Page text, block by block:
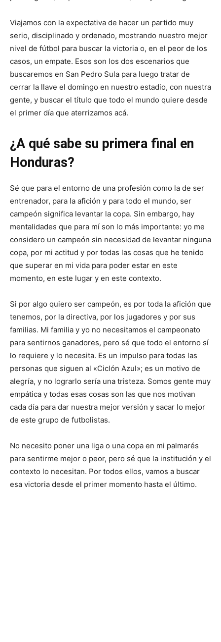
Viajamos con la expectativa de hacer un partido muy
serio, disciplinado y ordenado, mostrando nuestro mejor
nivel de fútbol para buscar la victoria o, en el peor de los
casos, un empate. Esos son los dos escenarios que
buscaremos en San Pedro Sula para luego tratar de
cerrar la llave el domingo en nuestro estadio, con nuestra
gente, y buscar el título que todo el mundo quiere desde
el primer día que aterrizamos acá.
¿A qué sabe su primera final en
Honduras?
Sé que para el entorno de una profesión como la de ser
entrenador, para la afición y para todo el mundo, ser
campeón significa levantar la copa. Sin embargo, hay
mentalidades que para mí son lo más importante: yo me
considero un campeón sin necesidad de levantar ninguna
copa, por mi actitud y por todas las cosas que he tenido
que superar en mi vida para poder estar en este
momento, en este lugar y en este contexto.
Si por algo quiero ser campeón, es por toda la afición que
tenemos, por la directiva, por los jugadores y por sus
familias. Mi familia y yo no necesitamos el campeonato
para sentirnos ganadores, pero sé que todo el entorno sí
lo requiere y lo necesita. Es un impulso para todas las
personas que siguen al «Ciclón Azul»; es un motivo de
alegría, y no lograrlo sería una tristeza. Somos gente muy
empática y todas esas cosas son las que nos motivan
cada día para dar nuestra mejor versión y sacar lo mejor
de este grupo de futbolistas.
No necesito poner una liga o una copa en mi palmarés
para sentirme mejor o peor, pero sé que la institución y el
contexto lo necesitan. Por todos ellos, vamos a buscar
esa victoria desde el primer momento hasta el último.